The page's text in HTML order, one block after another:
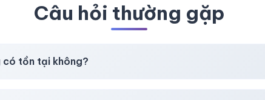
Câu hỏi thường gặp
có tồn tại không?